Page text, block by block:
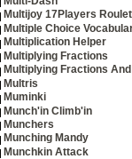
Multijoy 17Players
Multiple Choice
Multiplication Helper
Multiplying Fractions
Multiplying Fractions
Multris
Muminki
Munch'in Climb'in
Munchers
Munching Mandy
Munchkin Attack